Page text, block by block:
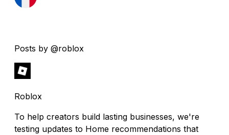
Posts by @roblox
Roblox
To help creators build lasting businesses, we're
testing updates to Home recommendations that